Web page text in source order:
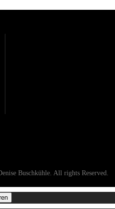
Buschkühle. All rights Reserved.